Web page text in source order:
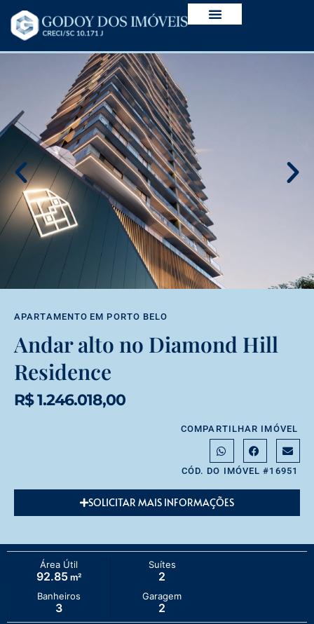
APARTAMENTO EM PORTO BELO
Andar alto no Diamond Hill
Residence
R$ 1.246.018,00
COMPARTILHAR IMÓVEL
CÓD. DO IMÓVEL #16951
SOLICITAR MAIS INFORMAÇÕES
Área Útil
92.85m²
Suítes
2
Banheiros
3
Garagem
2